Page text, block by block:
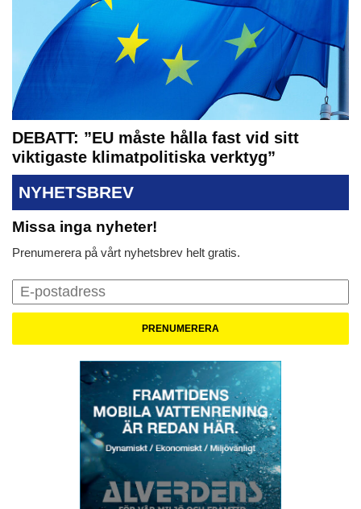
DEBATT: ”EU måste hålla fast vid sitt
viktigaste klimatpolitiska verktyg”
NYHETSBREV
Missa inga nyheter!
Prenumerera på vårt nyhetsbrev helt gratis.